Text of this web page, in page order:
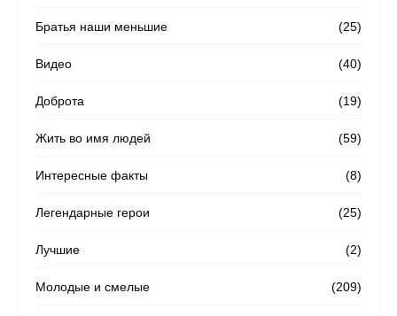
(25)
Братья наши меньшие
(40)
Видео
(19)
Доброта
(59)
Жить во имя людей
(8)
Интересные факты
(25)
Легендарные герои
(2)
Лучшие
(209)
Молодые и смелые